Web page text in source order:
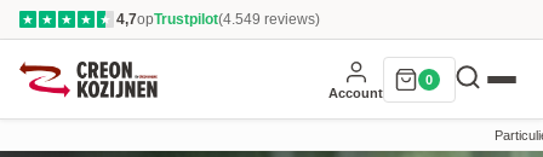
★ ★ ★ ★ ★ 4,7opTrustpilot(4.549 reviews)
Account
0